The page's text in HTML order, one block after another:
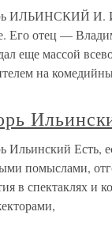
ИЛЬИНСКИЙ И.
Его отец —
еще массой
на
Ильинский Есть,
помыслами,
в спектаклях и